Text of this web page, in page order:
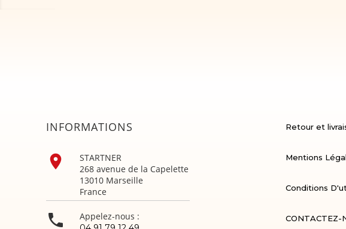
INFORMATIONS

STARTNER
268 avenue de la Capelette
13010 Marseille
France
 Appelez-nous :
Retour et
Mentions
Conditions
CONTACTEZ-